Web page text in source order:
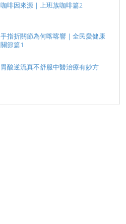
咖啡因來源｜上班族咖啡篇2
手指折關節為何喀喀響｜全民愛健康
關節篇1
胃酸逆流真不舒服中醫治療有妙方